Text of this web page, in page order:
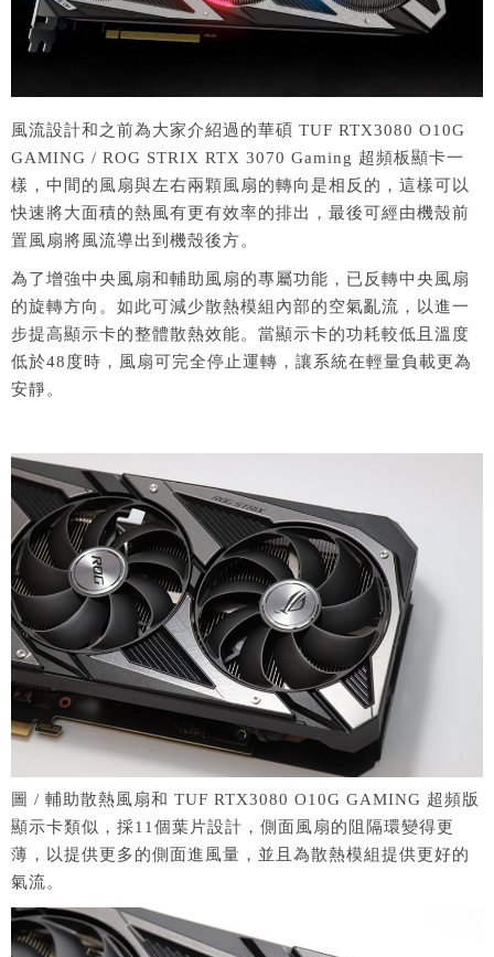
風流設計和之前為大家介紹過的華碩 TUF RTX3080 O10G
GAMING / ROG STRIX RTX 3070 Gaming 超頻板顯卡一
樣，中間的風扇與左右兩顆風扇的轉向是相反的，這樣可以
快速將大面積的熱風有更有效率的排出，最後可經由機殼前
置風扇將風流導出到機殼後方。
為了增強中央風扇和輔助風扇的專屬功能，已反轉中央風扇
的旋轉方向。如此可減少散熱模組內部的空氣亂流，以進一
步提高顯示卡的整體散熱效能。當顯示卡的功耗較低且溫度
低於48度時，風扇可完全停止運轉，讓系統在輕量負載更為
安靜。
圖 / 輔助散熱風扇和 TUF RTX3080 O10G GAMING 超頻版
顯示卡類似，採11個葉片設計，側面風扇的阻隔環變得更
薄，以提供更多的側面進風量，並且為散熱模組提供更好的
氣流。